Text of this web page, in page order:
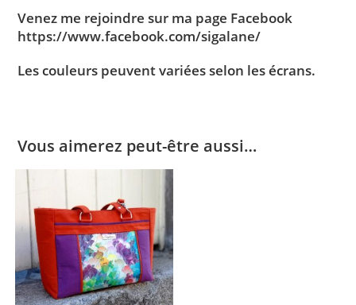
Venez me rejoindre sur ma page Facebook
https://www.facebook.com/sigalane/
Les couleurs peuvent variées selon les écrans.
Vous aimerez peut-être aussi…